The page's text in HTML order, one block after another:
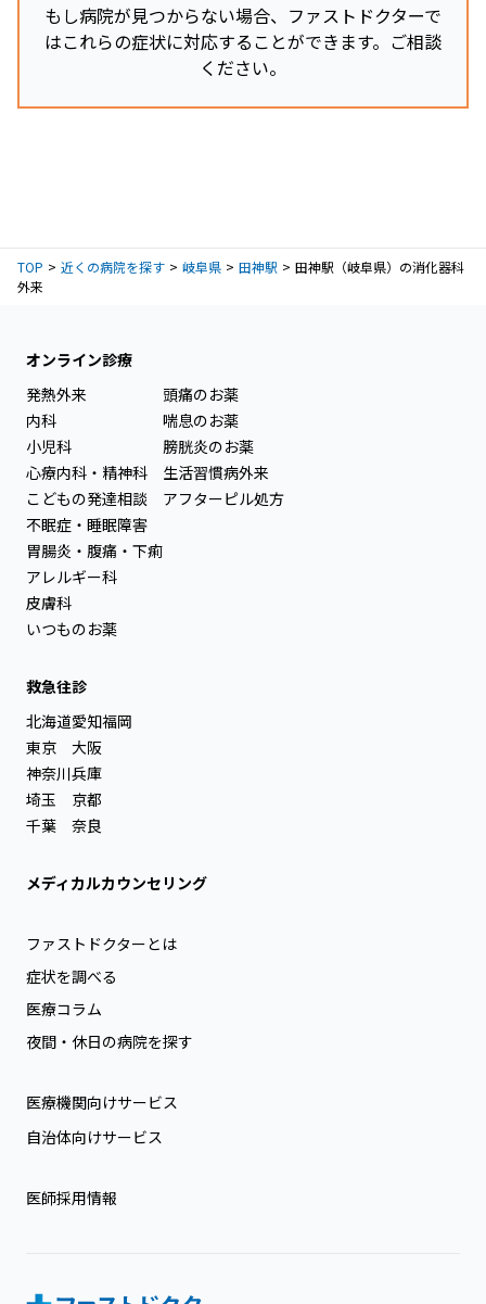
もし病院が見つからない場合、ファストドクターで
はこれらの症状に対応することができます。ご相談
ください。
TOP 近くの病院を探す 岐阜県 田神駅
田神駅（岐阜県）の消化器科
外来
オンライン診療
発熱外来
内科
小児科
心療内科・精神科
こどもの発達相談
不眠症・睡眠障害
胃腸炎・腹痛・下痢
アレルギー科
皮膚科
いつものお薬
頭痛のお薬
喘息のお薬
膀胱炎のお薬
生活習慣病外来
アフターピル処方
救急往診
北海道
東京
神奈川
埼玉
千葉
愛知
大阪
兵庫
京都
奈良
福岡
メディカルカウンセリング
ファストドクターとは
症状を調べる
医療コラム
夜間・休日の病院を探す
医療機関向けサービス
自治体向けサービス
医師採用情報